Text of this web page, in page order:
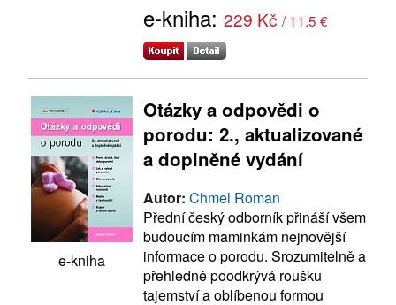
e-kniha: 229 Kč / 11.5 €
e-kniha
Otázky a odpovědi o
porodu: 2., aktualizované
a doplněné vydání
Autor: Chmel Roman
Přední český odborník přináší všem
budoucím maminkám nejnovější
informace o porodu. Srozumitelně a
přehledně poodkrývá roušku
tajemství a oblíbenou formou